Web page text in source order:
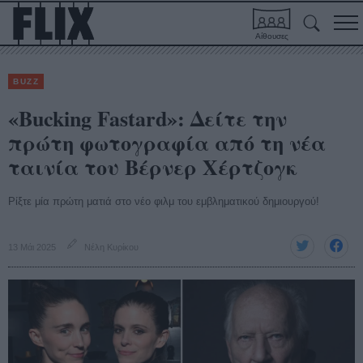
Αίθουσες
BUZZ
«Bucking Fastard»: Δείτε την
πρώτη φωτογραφία από τη νέα
ταινία του Βέρνερ Χέρτζογκ
Ρίξτε μία πρώτη ματιά στο νέο φιλμ του εμβληματικού δημιουργού!
13 Μάι 2025 Νέλη Κυρίκου